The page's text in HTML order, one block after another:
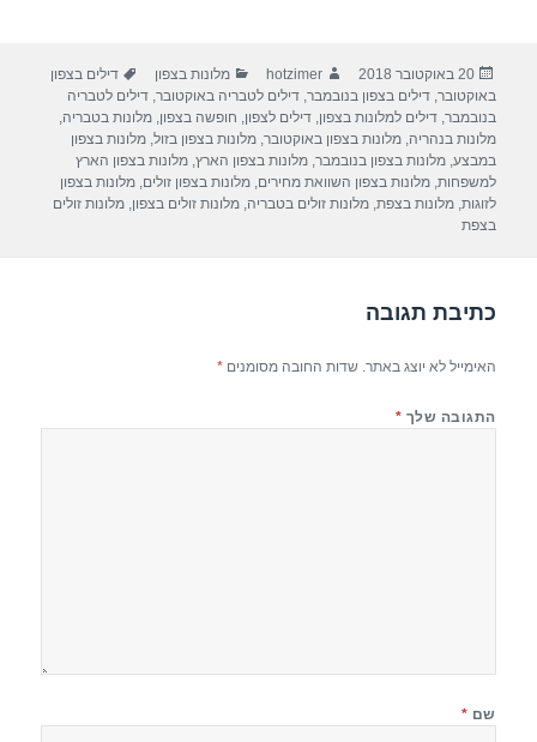
e
b
o
o
s
A
p
p
gr
a
m
e
פורסם
בתאריך
20 באוקטובר 2018 מחבר
hotzimer קטגוריות
מלונות בצפון תגיות
דילים בצפון
באוקטובר,דילים בצפון בנובמבר,דילים לטבריה באוקטובר,דילים לטבריה
בנובמבר,דילים למלונות בצפון,דילים לצפון, חופשה בצפון,מלונות בטבריה,
מלונות בנהריה,מלונות בצפון באוקטובר,מלונות בצפון בזול,מלונות בצפון
במבצע,מלונות בצפון בנובמבר,מלונות בצפון הארץ,מלונות בצפון הארץ
למשפחות,מלונות בצפון השוואת מחירים,מלונות בצפון זולים,מלונות בצפון
לזוגות,מלונות בצפת,מלונות זולים בטבריה,מלונות זולים בצפון,מלונות זולים
בצפת
כתיבת תגובה
האימייל לא יוצג באתר. שדות החובה מסומנים*
התגובה שלך *
שם *